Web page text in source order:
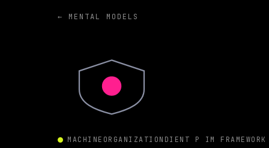
← MENTAL MODELS
MACHINE ORGANIZATION DIENT P IM FRAMEWORK